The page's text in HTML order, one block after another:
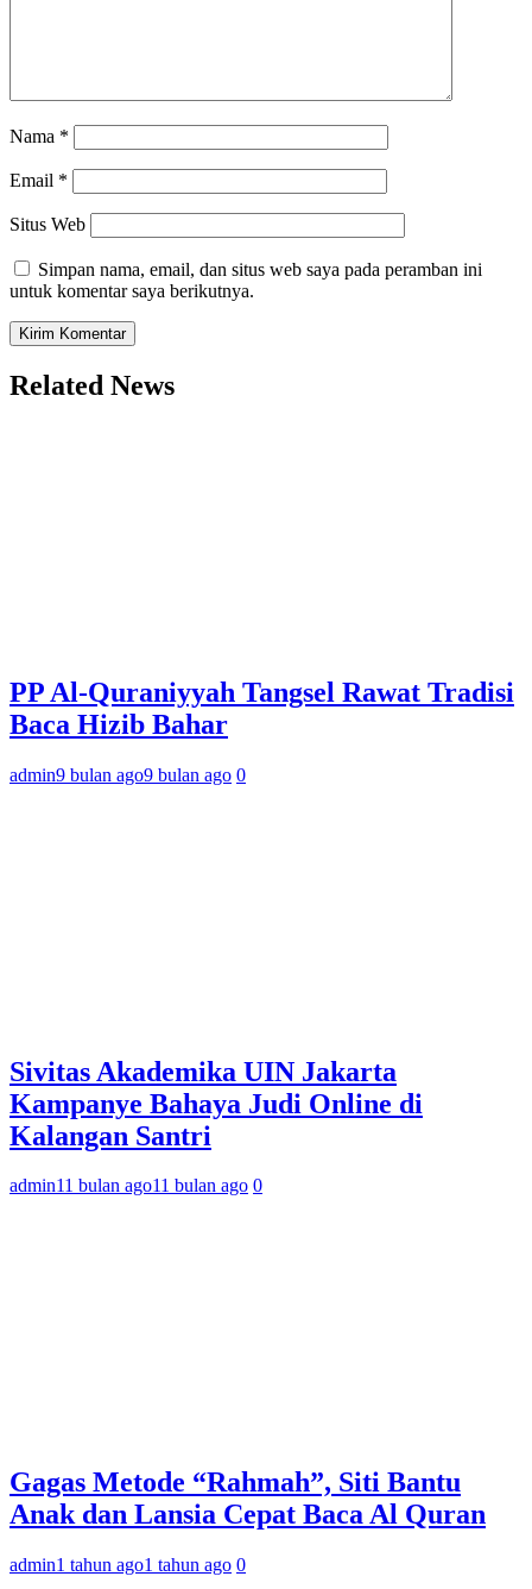
Nama *
Email *
Situs Web
Simpan nama, email, dan situs web saya pada peramban ini
untuk komentar saya berikutnya.
Related News
PP Al-Quraniyyah Tangsel Rawat Tradisi
Baca Hizib Bahar
admin9 bulan ago9 bulan ago 0
Sivitas Akademika UIN Jakarta
Kampanye Bahaya Judi Online di
Kalangan Santri
admin11 bulan ago11 bulan ago 0
Gagas Metode “Rahmah”, Siti Bantu
Anak dan Lansia Cepat Baca Al Quran
admin1 tahun ago1 tahun ago 0